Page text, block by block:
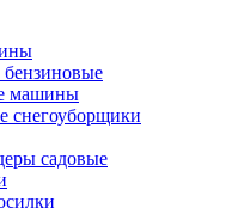
машины
снегоуборщики
садовые